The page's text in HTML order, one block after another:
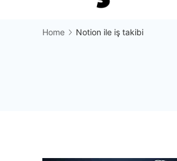
Home Notion ile iş takibi